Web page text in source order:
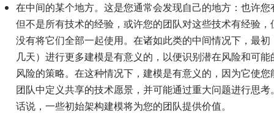
在中间的某个地方。这是您通常会发现自己的地方：也许您
但不是所有技术的经验，或许您的团队对这些技术有经验，
没有将它们全部一起使用。在诸如此类的中间情况下，最初
几天）进行更多建模是有意义的，以便识别潜在风险和可能
风险的策略。在这种情况下，建模是有意义的，因为它使您
团队中定义共享的技术愿景，并可能通过重大问题进行思考
话说，一些初始架构建模将为您的团队提供价值。